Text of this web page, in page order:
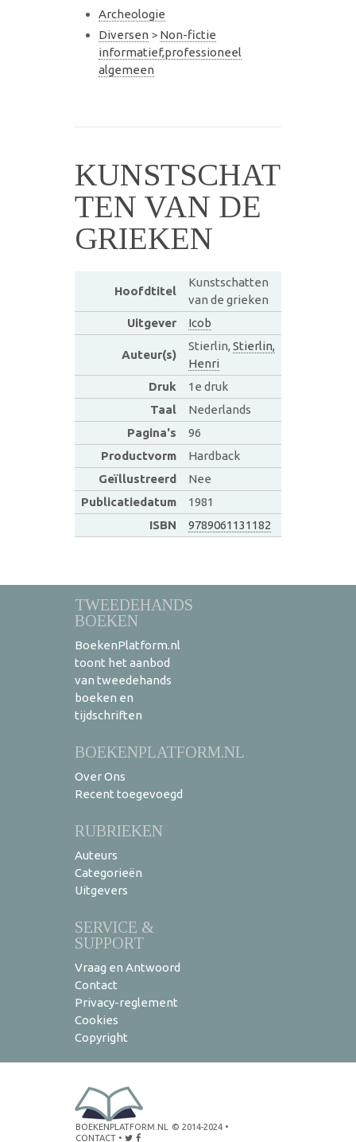
Archeologie
Diversen > Non-fictie
informatief,professioneel
algemeen
KUNSTSCHAT
TEN VAN DE
GRIEKEN
Hoofdtitel
Kunstschatten
van de grieken
Uitgever
Icob
Auteur(s)
Stierlin, Stierlin,
Henri
Druk
1e druk
Taal
Nederlands
Pagina's
96
Productvorm
Hardback
Geïllustreerd
Nee
Publicatiedatum
1981
ISBN
9789061131182
TWEEDEHANDS
BOEKEN
BoekenPlatform.nl
toont het aanbod
van tweedehands
boeken en
tijdschriften
BOEKENPLATFORM.NL
Over Ons
Recent toegevoegd
RUBRIEKEN
Auteurs
Categorieën
Uitgevers
SERVICE &
SUPPORT
Vraag en Antwoord
Contact
Privacy-reglement
Cookies
Copyright
BOEKENPLATFORM.NL © 2014-2024 •
CONTACT •